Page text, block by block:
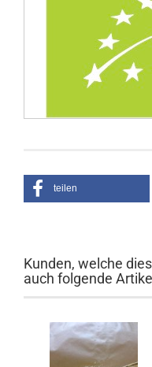
teilen
Kunden, welche
auch folgende